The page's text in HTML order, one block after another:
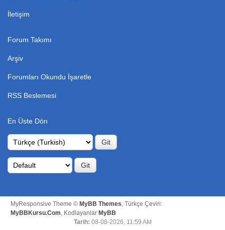
İletişim
Forum Takımı
Arşiv
Forumları Okundu İşaretle
RSS Beslemesi
En Üste Dön
MyResponsive Theme © MyBB Themes, Türkçe Çeviri:
MyBBKursu.Com, Kodlayanlar MyBB
Tarih: 08-08-2026, 11:59 AM